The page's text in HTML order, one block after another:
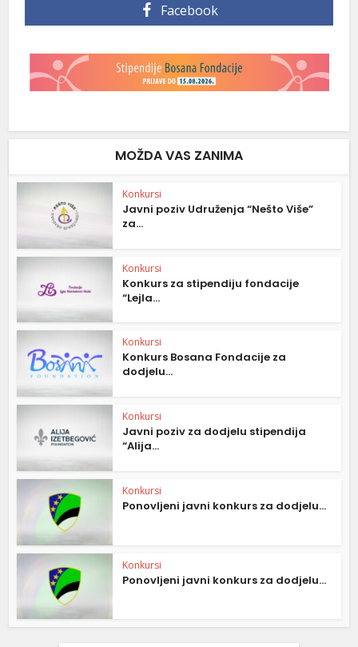
Facebook
MOŽDA VAS ZANIMA
Konkursi
Javni poziv Udruženja “Nešto Više”
za...
Konkursi
Konkurs za stipendiju fondacije
“Lejla...
Konkursi
Konkurs Bosana Fondacije za
dodjelu...
Konkursi
Javni poziv za dodjelu stipendija
“Alija...
Konkursi
Ponovljeni javni konkurs za dodjelu...
Konkursi
Ponovljeni javni konkurs za dodjelu...